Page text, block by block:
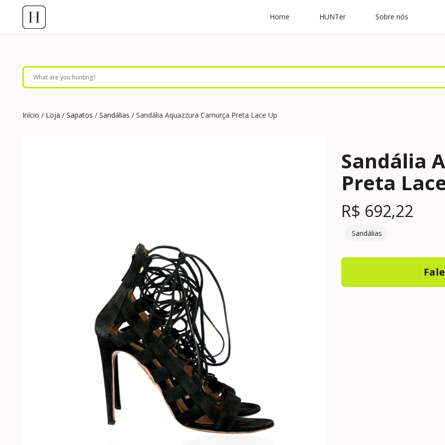
Home HUNTer Sobre nós
Início / Loja / Sapatos / Sandálias / Sandália Aquazzura Camurça Preta Lace Up
Sandália
Preta
R$ 692,22
Sandálias